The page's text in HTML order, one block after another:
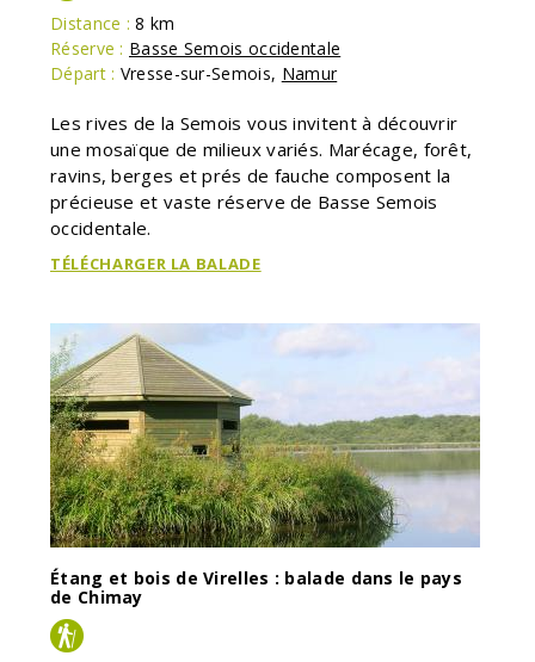
Distance : 8 km
Réserve : Basse Semois occidentale
Départ : Vresse-sur-Semois, Namur
Les rives de la Semois vous invitent à découvrir
une mosaïque de milieux variés. Marécage, forêt,
ravins, berges et prés de fauche composent la
précieuse et vaste réserve de Basse Semois
occidentale.
TÉLÉCHARGER LA BALADE
Étang et bois de Virelles : balade dans le pays
de Chimay